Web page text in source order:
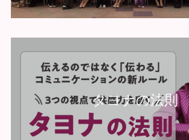
タヨナの法則